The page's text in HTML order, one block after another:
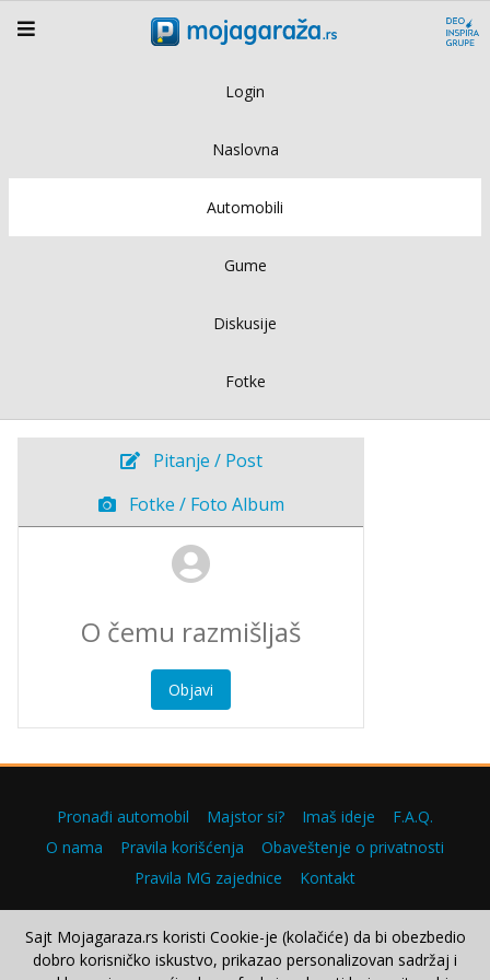
Login
Naslovna
Automobili
Gume
Diskusije
Fotke
Pitanje / Post
Fotke / Foto Album
Objavi
Pronađi automobil Majstor si? Imaš ideje
F.A.Q.
O nama
Pravila korišćenja
Obaveštenje o privatnosti
Pravila MG zajednice
Kontakt
Copyright © 2000–2026.
Sajt Mojagaraza.rs koristi Cookie-je (kolačiće) da bi obezbedio
dobro korisničko iskustvo, prikazao personalizovan sadržaj i